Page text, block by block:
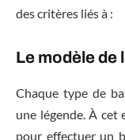
des critères liés à :
Le modèle de
Chaque type de
une légende. À cet
pour effectuer un